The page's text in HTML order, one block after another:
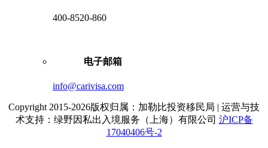
400-8520-860
电子邮箱
info@carivisa.com
Copyright 2015-2026版权归属：加勒比投资移民局 | 运营与技
术支持：绿野因私出入境服务（上海）有限公司 沪ICP备
17040406号-2